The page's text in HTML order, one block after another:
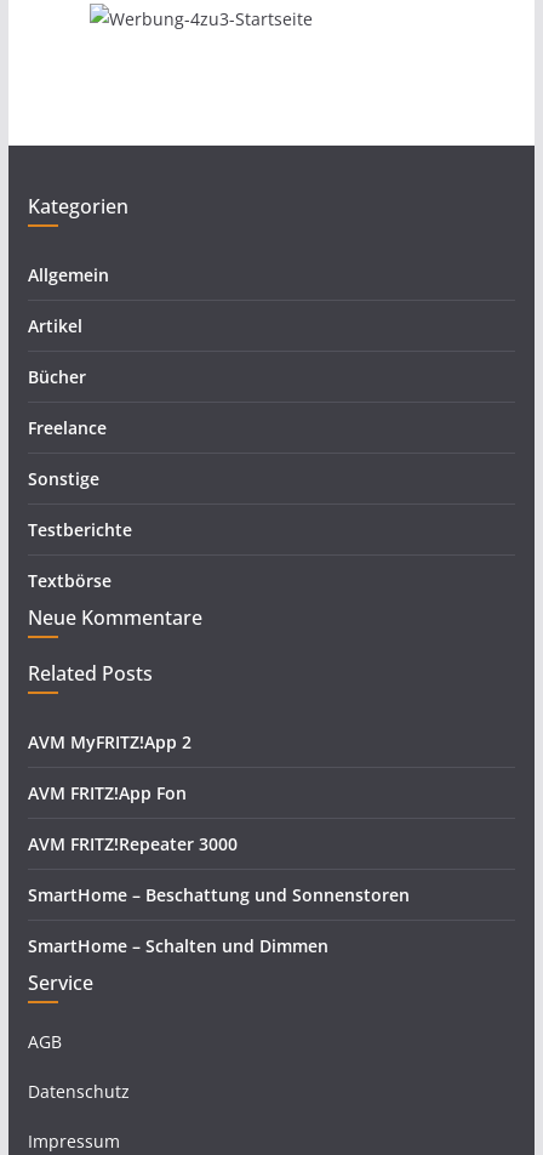
Kategorien
Allgemein
Artikel
Bücher
Freelance
Sonstige
Testberichte
Textbörse
Neue Kommentare
Related Posts
AVM MyFRITZ!App 2
AVM FRITZ!App Fon
AVM FRITZ!Repeater 3000
SmartHome – Beschattung und Sonnenstoren
SmartHome – Schalten und Dimmen
Service
AGB
Datenschutz
Impressum